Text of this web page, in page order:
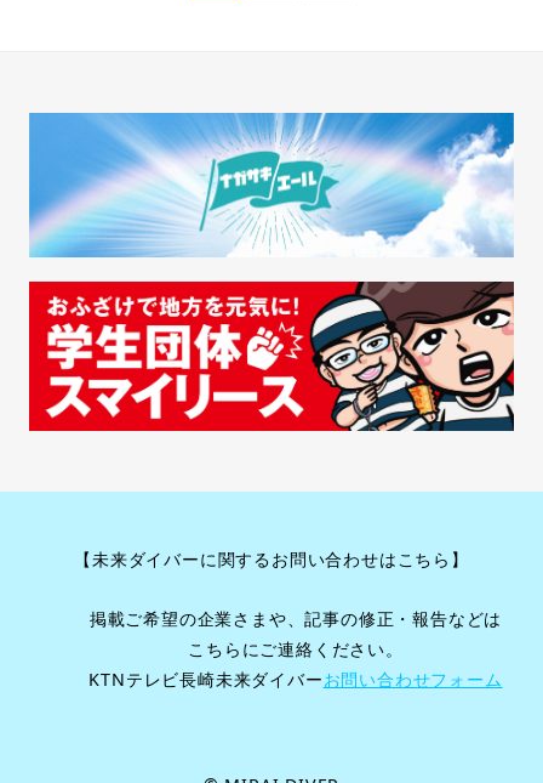
ビ
ー
シ
ョ
ン
【未来ダイバーに関するお問い合わせはこちら】
掲載ご希望の企業さまや、記事の修正・報告などは
こちらにご連絡ください。
KTNテレビ長崎未来ダイバーお問い合わせフォーム